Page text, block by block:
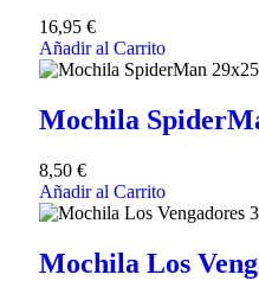
16,95 €
Añadir al Carrito
Mochila
8,50 €
Añadir al Carrito
Mochila Los